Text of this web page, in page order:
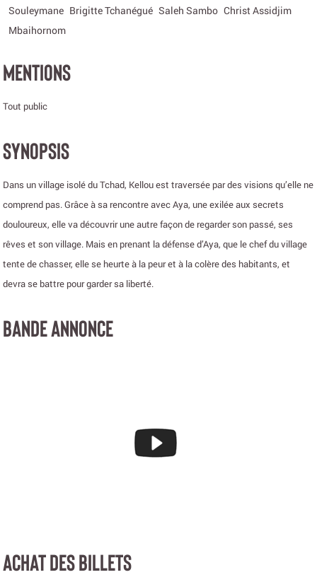
Souleymane Brigitte Tchanégué Saleh Sambo Christ Assidjim
Mbaihornom
MENTIONS
Tout public
SYNOPSIS
Dans un village isolé du Tchad, Kellou est traversée par des visions qu’elle ne
comprend pas. Grâce à sa rencontre avec Aya, une exilée aux secrets
douloureux, elle va découvrir une autre façon de regarder son passé, ses
rêves et son village. Mais en prenant la défense d’Aya, que le chef du village
tente de chasser, elle se heurte à la peur et à la colère des habitants, et
devra se battre pour garder sa liberté.
BANDE ANNONCE
ACHAT DES BILLETS